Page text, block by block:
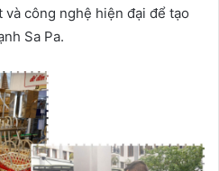
công nghệ hiện đại để tạo
Sa Pa.